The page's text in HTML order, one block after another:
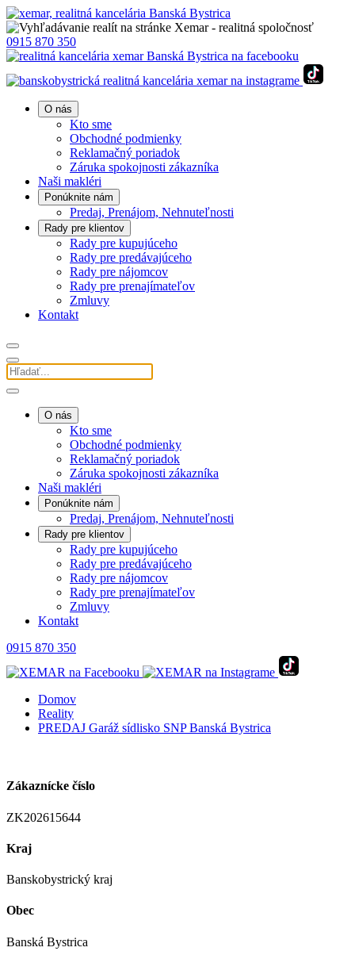
0915 870 350
O nás
Kto sme
Obchodné podmienky
Reklamačný poriadok
Záruka spokojnosti zákazníka
Naši makléri
Ponúknite nám
Predaj, Prenájom, Nehnuteľnosti
Rady pre klientov
Rady pre kupujúceho
Rady pre predávajúceho
Rady pre nájomcov
Rady pre prenajímateľov
Zmluvy
Kontakt
O nás
Kto sme
Obchodné podmienky
Reklamačný poriadok
Záruka spokojnosti zákazníka
Naši makléri
Ponúknite nám
Predaj, Prenájom, Nehnuteľnosti
Rady pre klientov
Rady pre kupujúceho
Rady pre predávajúceho
Rady pre nájomcov
Rady pre prenajímateľov
Zmluvy
Kontakt
0915 870 350
Domov
Reality
PREDAJ Garáž sídlisko SNP Banská Bystrica
Zákaznícke číslo
ZK202615644
Kraj
Banskobystrický kraj
Obec
Banská Bystrica